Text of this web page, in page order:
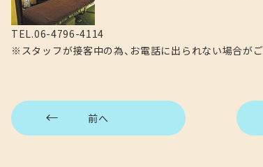
TEL.06-4796-4114
※スタッフが接客中の為、お電話に出られない場合が
前へ